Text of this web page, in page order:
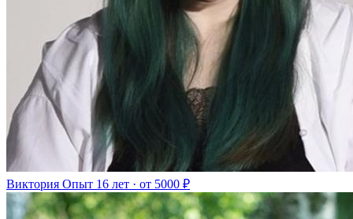
Виктория Опыт 16 лет · от 5000 ₽